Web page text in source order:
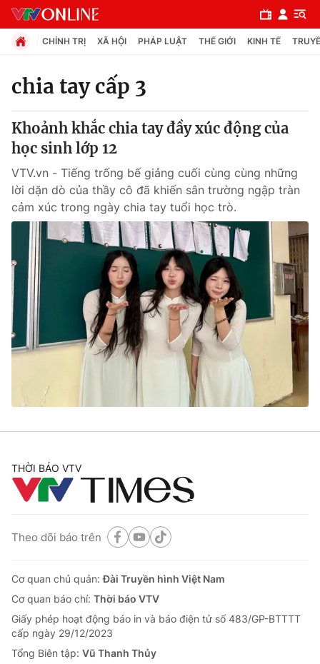
Chuyên mục
Chính trị
Xã hội
Pháp luật
Y tế
Thế giới
Tin tức
Thế giới đó đây
Câu chuyện quốc tế
Kinh tế
Thị trường
Góc doanh nghiệp
Dữ liệu và đời sống
Truyền hình
Phim VTV
Hậu trường
Giải sao mai
Giải trí
Điện ảnh
Âm nhạc
Du lịch
Làm đẹp
Chất lượng cuộc sống
Tuyển sinh
Học trực tuyến
Công nghệ
Hitech Công nghệ tương lai
Sản phẩm
Giao lưu trực tuyến
CHÍNH TRỊ XÃ HỘI PHÁP LUẬT THẾ GIỚI KINH TẾ
chia tay cấp 3
Khoảnh khắc chia tay đầy xúc động của
học sinh lớp 12
VTV.vn - Tiếng trống bế giảng cuối cùng cùng những
lời dặn dò của thầy cô đã khiến sân trường ngập tràn
cảm xúc trong ngày chia tay tuổi học trò.
THỜI BÁO VTV
Theo dõi báo trên
Cơ quan chủ quản:Đài Truyền hình Việt Nam
Cơ quan báo chí: Thời báo VTV
Giấy phép hoạt động báo in và báo điện tử số 483/GP-BTTTT
cấp ngày 29/12/2023
Tổng Biên tập: Vũ Thanh Thủy